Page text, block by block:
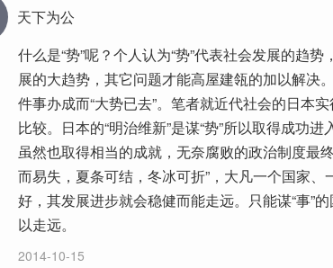
天下为公
什么是“势”呢？个人认为“势”代表社会发展的趋
展的大趋势，其它问题才能高屋建瓴的加以解决
件事办成而“大势已去”。笔者就近代社会的日本
比较。日本的“明治维新”是谋“势”所以取得成功进
虽然也取得相当的成就，无奈腐败的政治制度最
而易失，夏条可结，冬冰可折”，大凡一个国家、
好，其发展进步就会稳健而能走远。只能谋“事”
以走远。
2014-10-15